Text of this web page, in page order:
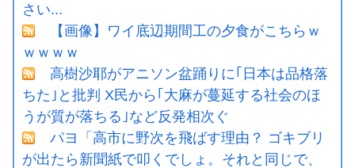
さい...
【画像】ワイ底辺期間工の夕食がこちらｗ
ｗｗｗｗ
高樹沙耶がアニソン盆踊りに｢日本は品格落
ちた｣と批判 X民から｢大麻が蔓延する社会のほ
うが質が落ちる｣など反発相次ぐ
パヨ「高市に野次を飛ばす理由？ ゴキブリ
が出たら新聞紙で叩くでしょ。それと同じで、